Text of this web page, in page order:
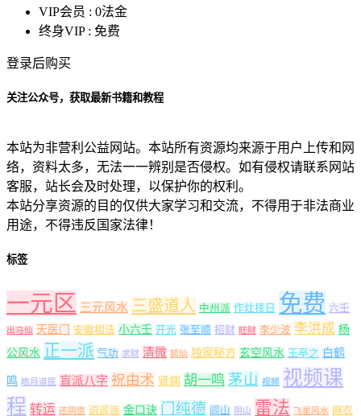
VIP会员 : 0法金
终身VIP : 免费
登录后购买
关注公众号，获取最新书籍和教程
本站为非营利公益网站。本站所有资源均来源于用户上传和网
络，资料太多，无法一一辨别是否侵权。如有侵权请联系网站
客服，站长会及时处理，以保护你的权利。
本站分享资源的目的仅供大家学习和交流，不得用于非法商业
用途，不得违反国家法律！
标签
一元区 三元风水 三盛道人 中州派 作灶择日 免费 六壬
出马仙 天医门 安徽相法 小六壬 开光 张至顺 招财 旺财 李少波 李洪成 杨
公风水 正一派 气功 求财 清微 狐仙 独家秘方 玄空风水 王亭之 白鹤
鸣 皓月道医 盲派八字 祝由术 肾病 胡一鸣 茅山 视频 视频课
程 转运 还阴债 逍遥派 金口诀 门纯德 闾山 阴山 雷法 飞星风水 麻衣